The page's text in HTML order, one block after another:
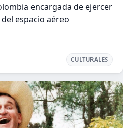
encargada de ejercer
espacio aéreo
CULTURALES